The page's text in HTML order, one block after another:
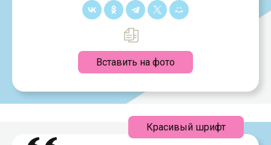
Вставить на фото
Красивый шрифт